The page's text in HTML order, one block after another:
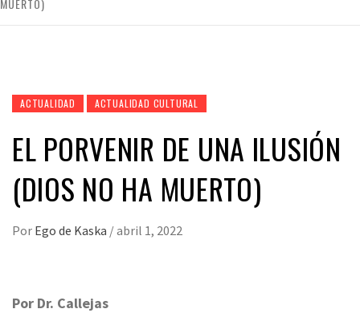
MUERTO)
ACTUALIDAD ACTUALIDAD CULTURAL
EL PORVENIR DE UNA ILUSIÓN
(DIOS NO HA MUERTO)
Por Ego de Kaska /abril 1, 2022
Por Dr. Callejas